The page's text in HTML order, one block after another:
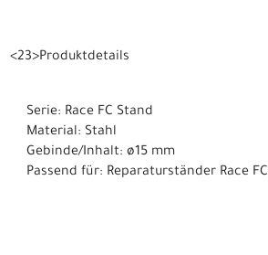
<23>Produktdetails
Serie: Race FC Stand
Material: Stahl
Gebinde/Inhalt: ø15 mm
Passend für: Reparaturständer Race FC